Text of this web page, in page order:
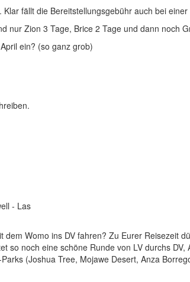
fällt die Bereitstellungsgebühr auch bei
nur Zion 3 Tage, Brice 2 Tage und dann noch
ein? (so ganz grob)
- Las
Womo ins DV fahren? Zu Eurer Reisezeit
so noch eine schöne Runde von LV durchs
(Joshua Tree, Mojawe Desert, Anza